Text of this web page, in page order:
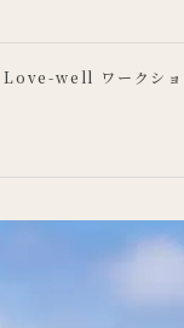
Love-well ワークショ